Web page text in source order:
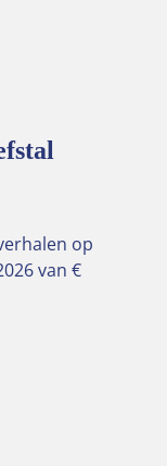
op
van €